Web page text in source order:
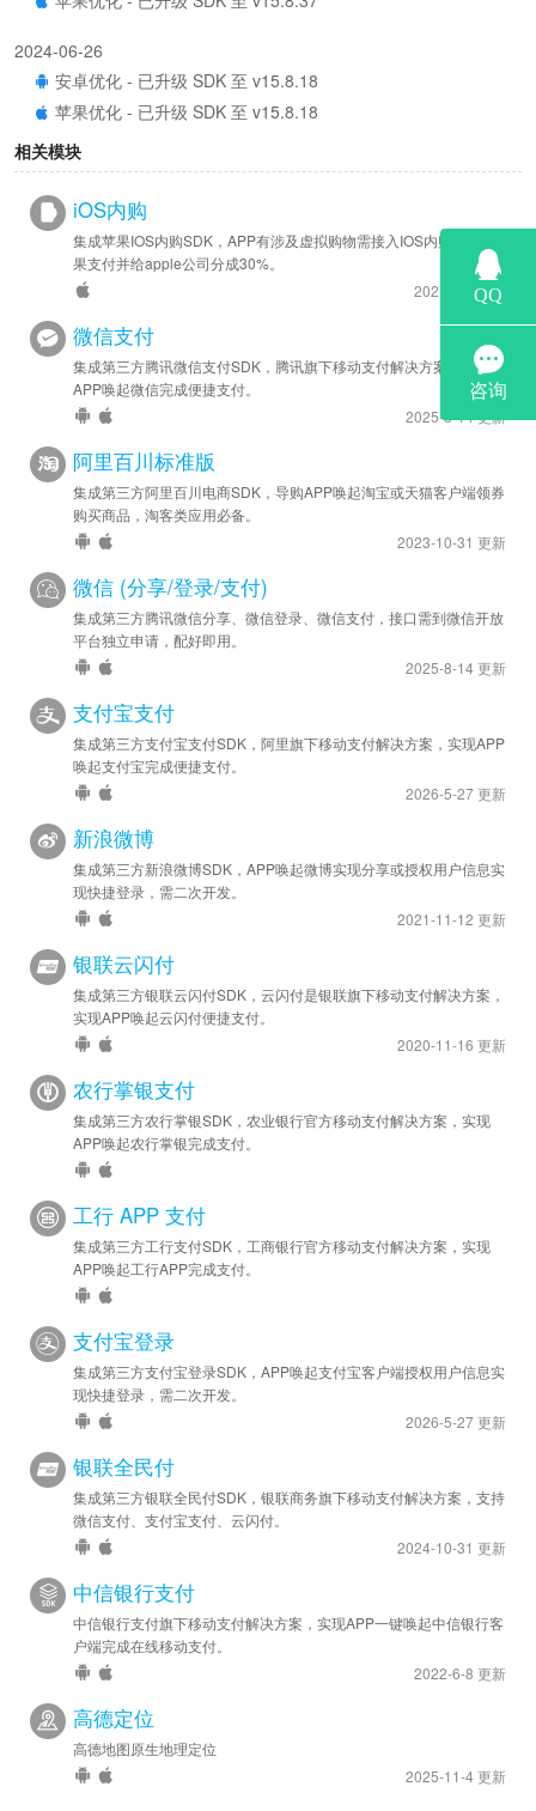
2024-06-26
安卓优化 - 已升级 SDK 至 v15.8.18
苹果优化 - 已升级 SDK 至 v15.8.18
2023-06-26
安卓优化 - 已升级 SDK 至 v15.8.14
苹果优化 - 已升级 SDK 至 v15.8.14
2022-10-31
安卓优化 - 已升级 SDK 至 v15.8.11
2022-01-04
安卓优化 - 已升级 SDK 至 v15.8.06
苹果优化 - 已升级 SDK 至 v15.8.06
相关模块
iOS内购
集成苹果IOS内购SDK，APP有涉及虚拟购物需接入IOS内购使用苹
果支付并给apple公司分成30%。
2021-8-3 更新
微信支付
集成第三方腾讯微信支付SDK，腾讯旗下移动支付解决方案，实现
APP唤起微信完成便捷支付。
2025-8-14 更新
阿里百川标准版
集成第三方阿里百川电商SDK，导购APP唤起淘宝或天猫客户端领券
购买商品，淘客类应用必备。
2023-10-31 更新
微信 (分享/登录/支付)
集成第三方腾讯微信分享、微信登录、微信支付，接口需到微信开放
平台独立申请，配好即用。
2025-8-14 更新
支付宝支付
集成第三方支付宝支付SDK，阿里旗下移动支付解决方案，实现APP
唤起支付宝完成便捷支付。
2026-5-27 更新
新浪微博
集成第三方新浪微博SDK，APP唤起微博实现分享或授权用户信息实
现快捷登录，需二次开发。
2021-11-12 更新
银联云闪付
集成第三方银联云闪付SDK，云闪付是银联旗下移动支付解决方案，
实现APP唤起云闪付便捷支付。
2020-11-16 更新
农行掌银支付
集成第三方农行掌银SDK，农业银行官方移动支付解决方案，实现
APP唤起农行掌银完成支付。
工行 APP 支付
集成第三方工行支付SDK，工商银行官方移动支付解决方案，实现
APP唤起工行APP完成支付。
支付宝登录
集成第三方支付宝登录SDK，APP唤起支付宝客户端授权用户信息实
现快捷登录，需二次开发。
2026-5-27 更新
银联全民付
集成第三方银联全民付SDK，银联商务旗下移动支付解决方案，支持
微信支付、支付宝支付、云闪付。
2024-10-31 更新
中信银行支付
中信银行支付旗下移动支付解决方案，实现APP一键唤起中信银行客
户端完成在线移动支付。
2022-6-8 更新
高德定位
高德地图原生地理定位
2025-11-4 更新